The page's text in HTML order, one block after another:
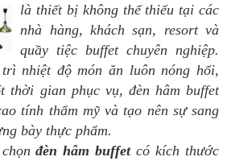
là thiết bị không thể thiếu tại các
nhà hàng, khách sạn, resort và
quầy tiệc buffet chuyên nghiệp.
nhiệt độ món ăn luôn nóng hổi,
thời gian phục vụ, đèn hâm buffet
tính thẩm mỹ và tạo nên sự sang
bày thực phẩm.
chọnđèn hâm buffetcó kích thước